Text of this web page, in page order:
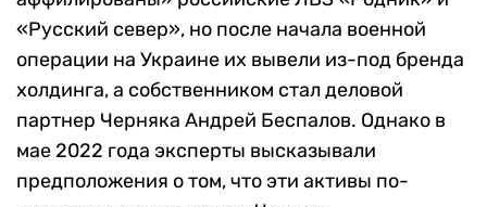
«Русский север», но после начала военной
операции на Украине их вывели из-под бренда
холдинга, а собственником стал деловой
партнер Черняка Андрей Беспалов. Однако в
мае 2022 года эксперты высказывали
предположения о том, что эти активы по-